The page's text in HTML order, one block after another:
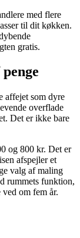
med flere
til dit køkken.
gratis.
affejet som dyre
overflade
Det er ikke bare
og 800 kr. Det er
afspejler et
valg af maling
rummets funktion,
om fem år.